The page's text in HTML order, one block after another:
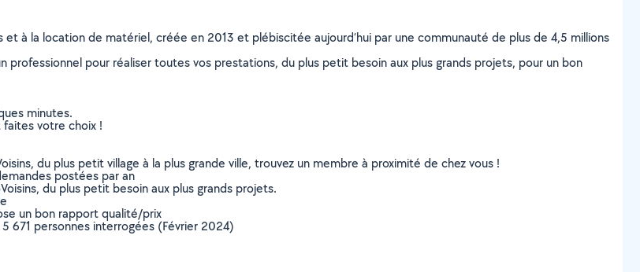
à la location de matériel, créée en 2013 et plébiscitée aujourd’hui par une communauté de plus de 4,5 millions
pour réaliser toutes vos prestations, du plus petit besoin aux plus grands projets, pour un bon
minutes.
faites votre choix !
du plus petit village à la plus grande ville, trouvez un membre à proximité de chez vous !
postées par an
du plus petit besoin aux plus grands projets.
un bon rapport qualité/prix
671 personnes interrogées (Février 2024)